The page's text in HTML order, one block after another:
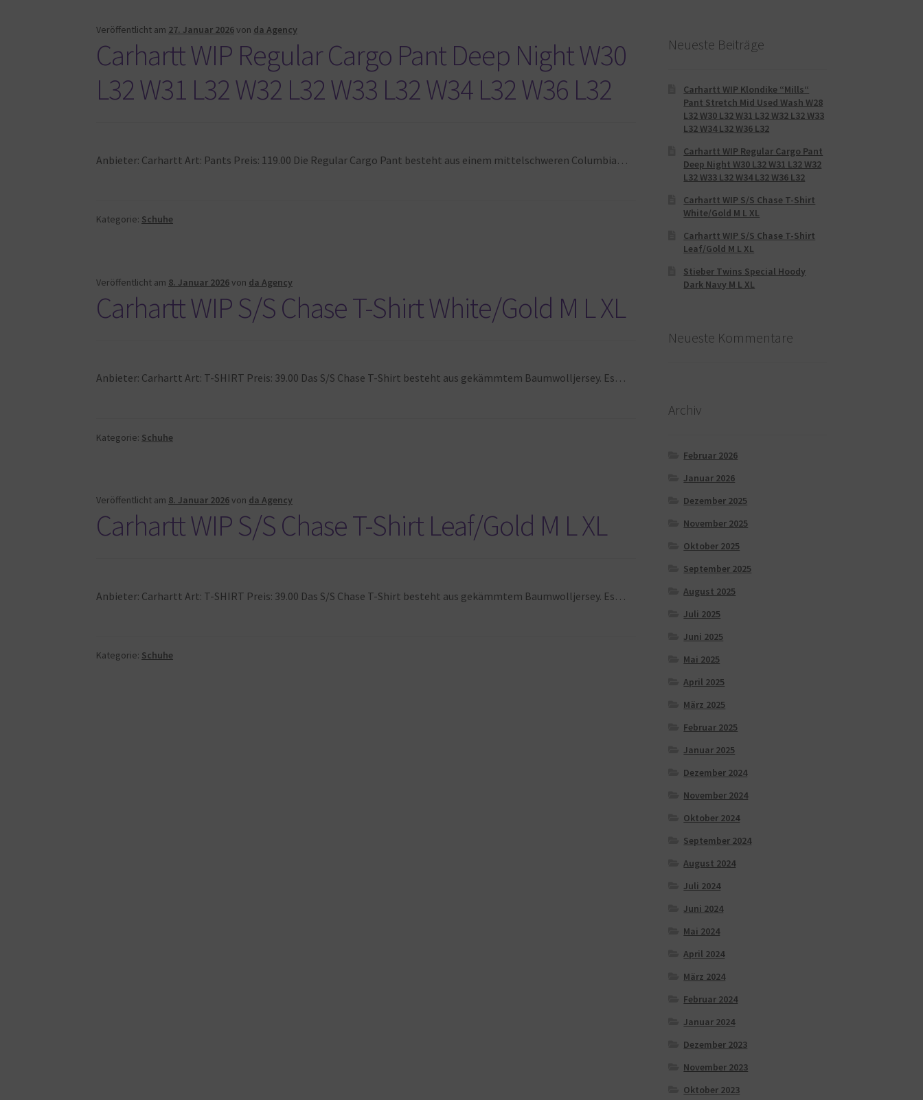
Veröffentlicht am 27. Januar 2026von da Agency
Carhartt WIP Regular Cargo Pant Deep Night W30
L32 W31 L32 W32 L32 W33 L32 W34 L32 W36 L32
Anbieter: Carhartt Art: Pants Preis: 119.00 Die Regular Cargo Pant besteht aus einem mittelschweren Columbia…
Kategorie: Schuhe
Veröffentlicht am 8. Januar 2026von da Agency
Carhartt WIP S/S Chase T-Shirt White/Gold M L XL
Anbieter: Carhartt Art: T-SHIRT Preis: 39.00 Das S/S Chase T-Shirt besteht aus gekämmtem Baumwolljersey. Es…
Kategorie: Schuhe
Veröffentlicht am 8. Januar 2026von da Agency
Carhartt WIP S/S Chase T-Shirt Leaf/Gold M L XL
Anbieter: Carhartt Art: T-SHIRT Preis: 39.00 Das S/S Chase T-Shirt besteht aus gekämmtem Baumwolljersey. Es…
Kategorie: Schuhe
Neueste Beiträge
Carhartt WIP Klondike “Mills“
Pant Stretch Mid Used Wash W28
L32 W30 L32 W31 L32 W32 L32 W33
L32 W34 L32 W36 L32
Carhartt WIP Regular Cargo Pant
Deep Night W30 L32 W31 L32 W32
L32 W33 L32 W34 L32 W36 L32
Carhartt WIP S/S Chase T-Shirt
White/Gold M L XL
Carhartt WIP S/S Chase T-Shirt
Leaf/Gold M L XL
Stieber Twins Special Hoody
Dark Navy M L XL
Neueste Kommentare
Archiv
Februar 2026
Januar 2026
Dezember 2025
November 2025
Oktober 2025
September 2025
August 2025
Juli 2025
Juni 2025
Mai 2025
April 2025
März 2025
Februar 2025
Januar 2025
Dezember 2024
November 2024
Oktober 2024
September 2024
August 2024
Juli 2024
Juni 2024
Mai 2024
April 2024
März 2024
Februar 2024
Januar 2024
Dezember 2023
November 2023
Oktober 2023